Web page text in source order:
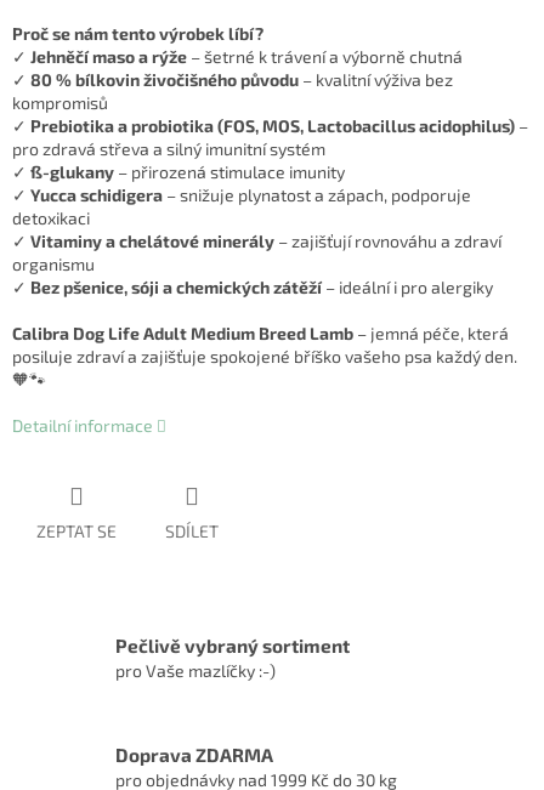
Proč se nám tento výrobek líbí?
✓ Jehněčí maso a rýže – šetrné k trávení a výborně chutná
✓ 80 % bílkovin živočišného původu – kvalitní výživa bez
kompromisů
✓ Prebiotika a probiotika (FOS, MOS, Lactobacillus acidophilus) –
pro zdravá střeva a silný imunitní systém
✓ ß-glukany – přirozená stimulace imunity
✓ Yucca schidigera – snižuje plynatost a zápach, podporuje
detoxikaci
✓ Vitaminy a chelátové minerály – zajišťují rovnováhu a zdraví
organismu
✓ Bez pšenice, sóji a chemických zátěží– ideální i pro alergiky
Calibra Dog Life Adult Medium Breed Lamb – jemná péče, která
posiluje zdraví a zajišťuje spokojené bříško vašeho psa každý den.
🧡🐾
Detailní informace
ZEPTAT SE SDÍLET
Pečlivě vybraný sortiment
pro Vaše mazlíčky :-)
Doprava ZDARMA
pro objednávky nad 1999 Kč do 30 kg